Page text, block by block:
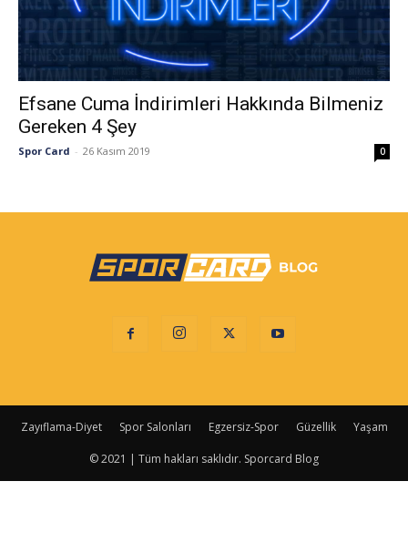
Efsane Cuma İndirimleri Hakkında Bilmeniz
Gereken 4 Şey
Spor Card - 26 Kasım 2019 0
Zayıflama-Diyet Spor Salonları Egzersiz-Spor Güzellik Yaşam
© 2021 | Tüm hakları saklıdır. Sporcard Blog